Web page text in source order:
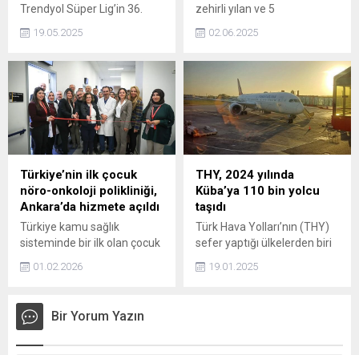
Trendyol Süper Lig’in 36.
Galatasaray, evinde
şampiyonluk için sahaya
çıkacak. Sarı-kırmızılılar, bu
maçtan yalnızca 1 puan alsa
bile şampiyonluğunu
garantileyecek. Peki,
Kayserispor maçı sonrası
Galatasaray’a şampiyonluk
kupası teslim edilecek mi?
19.05.2025
zehirli yılan ve 5
02.06.2025
Türkiye’nin ilk çocuk
nöro-onkoloji polikliniği,
Ankara’da hizmete açıldı
Türkiye kamu sağlık
sisteminde bir ilk olan çocuk
nöro-onkoloji polikliniği,
Ankara Bilkent Şehir
bünyesinde hizmete açıldı.
01.02.2026
THY, 2024 yılında
Küba’ya 110 bin yolcu
taşıdı
Türk Hava Yolları’nın (THY)
sefer yaptığı ülkelerden biri
olan Küba’ya 2024 yılında
110 bin yolcu taşırken,
19.01.2025
Bir Yorum Yazın